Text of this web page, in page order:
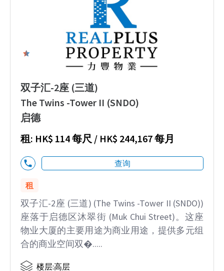
双子汇-2座 (三道)
The Twins -Tower II (SNDO)
启德
租: HK$ 114 每尺 / HK$ 244,167 每月
查询
租
双子汇-2座 (三道) (The Twins -Tower II (SNDO))
座落于启德区沐翠街 (Muk Chui Street)。这座
物业大厦的主要用途为商业用途，提供多元组
合的商业空间双�.....
楼层:高层